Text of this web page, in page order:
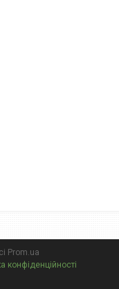
Prom.ua
конфіденційності